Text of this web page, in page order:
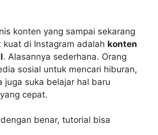
konten yang sampai sekarang
kuat di Instagram adalah konten
. Alasannya sederhana. Orang
sosial untuk mencari hiburan,
juga suka belajar hal baru
cepat.
benar, tutorial bisa